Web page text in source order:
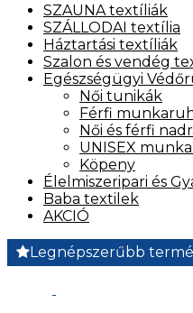
SZAUNA textíliák
SZÁLLODAI textília
Háztartási textíliák
Szalon és vendég
Egészségügyi
Női tunikák
Férfi
Női és férfi
UNISEX
Köpeny
Élelmiszeripari és
Baba textilek
AKCIÓ
Legnépszerűbb